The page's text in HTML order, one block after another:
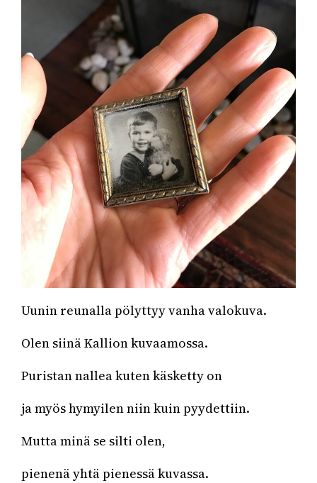
Uunin reunalla pölyttyy vanha valokuva.
Olen siinä Kallion kuvaamossa.
Puristan nallea kuten käsketty on
ja myös hymyilen niin kuin pyydettiin.
Mutta minä se silti olen,
pienenä yhtä pienessä kuvassa.